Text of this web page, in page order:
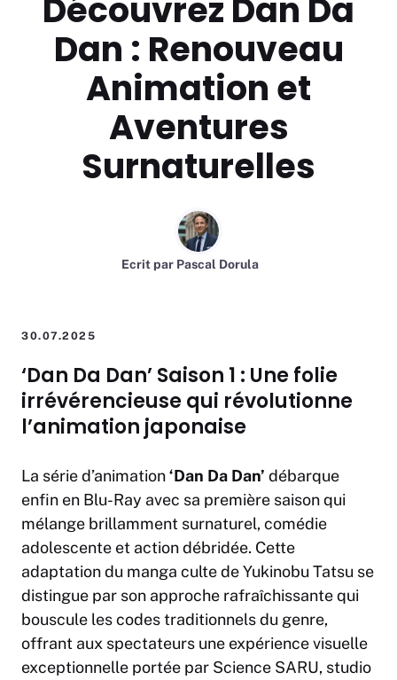
Découvrez Dan Da
Dan : Renouveau
Animation et
Aventures
Surnaturelles
Ecrit par Pascal Dorula
30.07.2025
‘Dan Da Dan’ Saison 1 : Une folie
irrévérencieuse qui révolutionne
l’animation japonaise
La série d’animation‘Dan Da Dan’ débarque
enfin en Blu-Ray avec sa première saison qui
mélange brillamment surnaturel, comédie
adolescente et action débridée. Cette
adaptation du manga culte de Yukinobu Tatsu se
distingue par son approche rafraîchissante qui
bouscule les codes traditionnels du genre,
offrant aux spectateurs une expérience visuelle
exceptionnelle portée par Science SARU, studio